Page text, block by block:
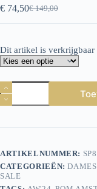
€149,00
Oorspronkelijke
prijs
€ 149,00.
€ 74,50Huidige
prijs
€ 74,50.
Dit artikel is verkrijgbaar
POM
Amsterdam
Gilet
Roze
ARTIKELNUMMER:
CATEGORIEËN:
SALE